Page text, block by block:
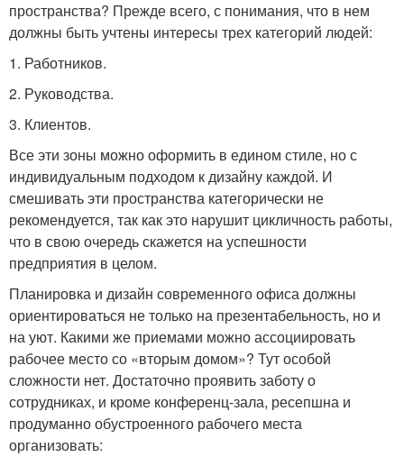
пространства? Прежде всего, с понимания, что в нем
должны быть учтены интересы трех категорий людей:
1.​ Работников.
2.​ Руководства.
3.​ Клиентов.
Все эти зоны можно оформить в едином стиле, но с
индивидуальным подходом к дизайну каждой. И
смешивать эти пространства категорически не
рекомендуется, так как это нарушит цикличность работы,
что в свою очередь скажется на успешности
предприятия в целом.
Планировка и дизайн современного офиса должны
ориентироваться не только на презентабельность, но и
на уют. Какими же приемами можно ассоциировать
рабочее место со «вторым домом»? Тут особой
сложности нет. Достаточно проявить заботу о
сотрудниках, и кроме конференц-зала, ресепшна и
продуманно обустроенного рабочего места
организовать: